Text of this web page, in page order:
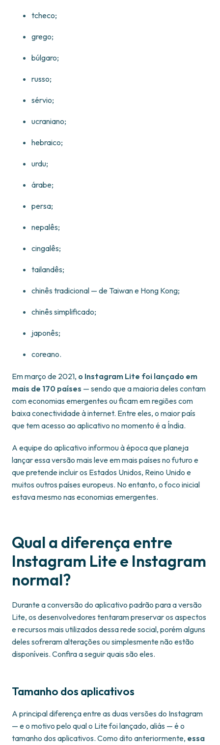
tcheco;
grego;
búlgaro;
russo;
sérvio;
ucraniano;
hebraico;
urdu;
árabe;
persa;
nepalês;
cingalês;
tailandês;
chinês tradicional — de Taiwan e Hong Kong;
chinês simplificado;
japonês;
coreano.
Em março de 2021, o Instagram Lite foi lançado em
mais de 170 países — sendo que a maioria deles contam
com economias emergentes ou ficam em regiões com
baixa conectividade à internet. Entre eles, o maior país
que tem acesso ao aplicativo no momento é a Índia.
A equipe do aplicativo informou à época que planeja
lançar essa versão mais leve em mais países no futuro e
que pretende incluir os Estados Unidos, Reino Unido e
muitos outros países europeus. No entanto, o foco inicial
estava mesmo nas economias emergentes.
Qual a diferença entre
Instagram Lite e Instagram
normal?
Durante a conversão do aplicativo padrão para a versão
Lite, os desenvolvedores tentaram preservar os aspectos
e recursos mais utilizados dessa rede social, porém alguns
deles sofreram alterações ou simplesmente não estão
disponíveis. Confira a seguir quais são eles.
Tamanho dos aplicativos
A principal diferença entre as duas versões do Instagram
— e o motivo pelo qual o Lite foi lançado, aliás — é o
tamanho dos aplicativos. Como dito anteriormente, essa